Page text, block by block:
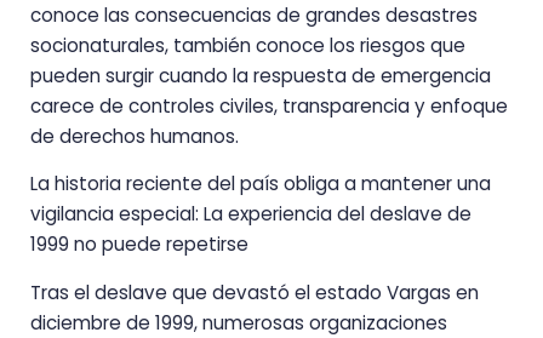
conoce las consecuencias de grandes desastres
socionaturales, también conoce los riesgos que
pueden surgir cuando la respuesta de emergencia
carece de controles civiles, transparencia y enfoque
de derechos humanos.
La historia reciente del país obliga a mantener una
vigilancia especial: La experiencia del deslave de
1999 no puede repetirse
Tras el deslave que devastó el estado Vargas en
diciembre de 1999, numerosas organizaciones